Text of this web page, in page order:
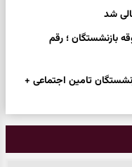
شد
بازنشستگان ؛ رقم
تامین اجتماعی +